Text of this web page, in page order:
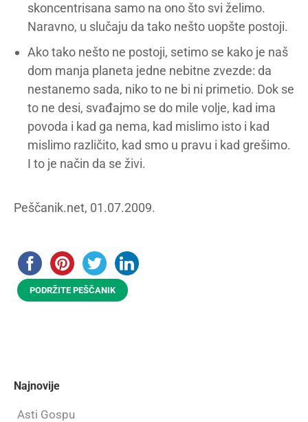
skoncentrisana samo na ono što svi želimo.
Naravno, u slučaju da tako nešto uopšte postoji.
Ako tako nešto ne postoji, setimo se kako je naš
dom manja planeta jedne nebitne zvezde: da
nestanemo sada, niko to ne bi ni primetio. Dok se
to ne desi, svađajmo se do mile volje, kad ima
povoda i kad ga nema, kad mislimo isto i kad
mislimo različito, kad smo u pravu i kad grešimo.
I to je način da se živi.
Peščanik.net, 01.07.2009.
PODRŽITE PEŠČANIK
Najnovije
Asti Gospu